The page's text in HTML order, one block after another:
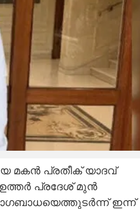
മകൻ പ്രതീക് യാദവ്
ഉത്തർ പ്രദേശ് മുൻ
ഇന്ന്